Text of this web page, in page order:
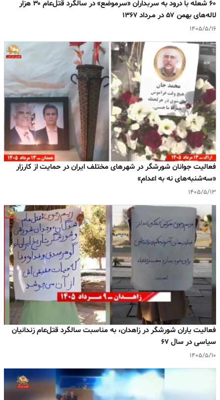
۶۰ شعله با درود به سربداران «سرموضع» در سالگرد قتل‌عام ۳۰ هزار
لاله‌های بهمن ۵۷ در مـرداد ۱۳۶۷
۱۴۰۵/۵/۱۶
فعالیت جوانان شورشگر در شهرهای مختلف ایران در حمایت از کارزار
«سه‌شنبه‌های نه به اعدام»
۱۴۰۵/۵/۱۳
فعالیت یاران شورشگر در زاهدان، به مناسبت سالگرد قتل‌عام زندانیان
سیاسی در سال ۶۷
۱۴۰۵/۵/۱۰